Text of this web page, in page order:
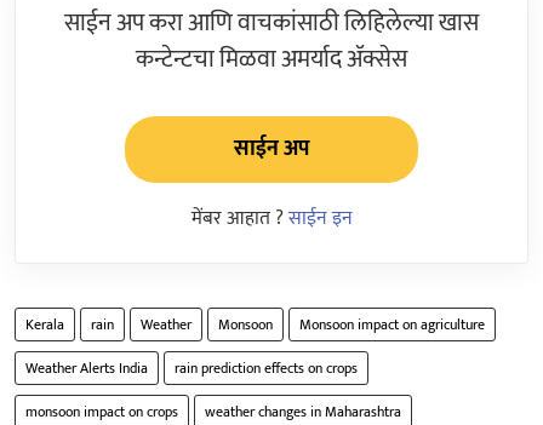
साईन अप करा आणि वाचकांसाठी लिहिलेल्या खास
कन्टेन्टचा मिळवा अमर्याद ॲक्सेस
साईन अप
मेंबर आहात ?साईन इन
Kerala rain Weather Monsoon
Monsoon impact on agriculture
Weather Alerts India
rain prediction effects on crops
monsoon impact on crops
weather changes in Maharashtra